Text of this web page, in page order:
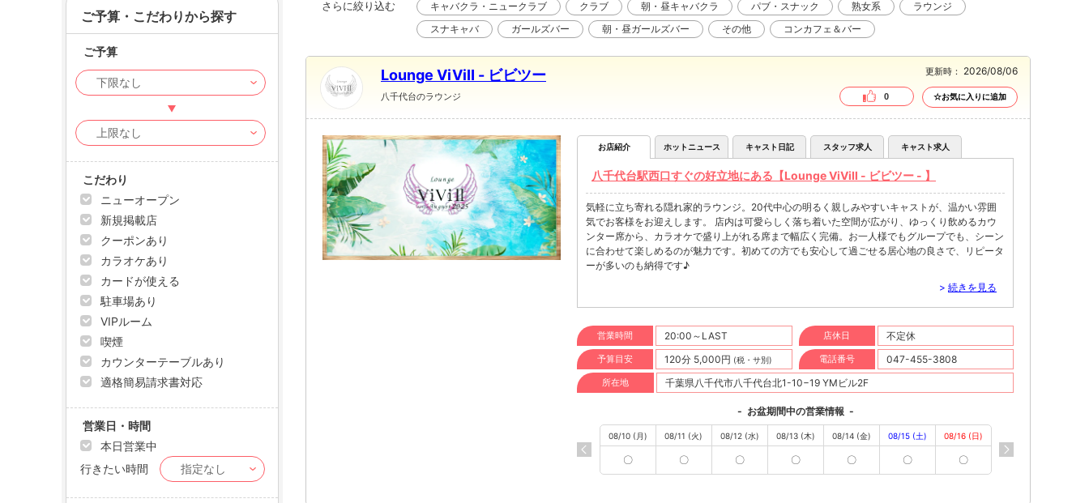
さらに絞り込む キャバクラ・ニュークラブ クラブ 朝・昼キャバクラ パブ・スナック 熟女系
ラウンジ
スナキャバ
ガールズバー 朝・昼ガールズバー その他 コンカフェ＆バー
Lounge ViViⅡ - ビビツー
八千代台のラウンジ
更新時： 2026/08/06
0 ☆お気に入りに追加
お店紹介 ホットニュース キャスト日記 スタッフ求人 キャスト求人
八千代台駅西口すぐの好立地にある【Lounge ViViⅡ - ビビツー - 】
気軽に立ち寄れる隠れ家的ラウンジ。20代中心の明るく親しみやすいキャストが、温かい雰囲
気でお客様をお迎えします。 店内は可愛らしく落ち着いた空間が広がり、ゆっくり飲めるカウ
ンター席から、カラオケで盛り上がれる席まで幅広く完備。お一人様でもグループでも、シーン
に合わせて楽しめるのが魅力です。初めての方でも安心して過ごせる居心地の良さで、リピータ
ーが多いのも納得です♪
> 続きを見る
営業時間 20:00～LAST 店休日 不定休
予算目安 120分 5,000円 (税・サ別) 電話番号 047-455-3808
所在地 千葉県八千代市八千代台北1-10−19 YMビル2F
- お盆期間中の営業情報 -
08/10 (月)
〇
08/11 (火)
〇
08/12 (水)
〇
08/13 (木)
〇
08/14 (金)
〇
08/15 (土)
〇
08/16 (日)
〇
ご予算・こだわりから探す
ご予算
こだわり
ニューオープン
新規掲載店
クーポンあり
カラオケあり
カードが使える
駐車場あり
VIPルーム
喫煙
カウンターテーブルあり
適格簡易請求書対応
営業日・時間
本日営業中
行きたい時間